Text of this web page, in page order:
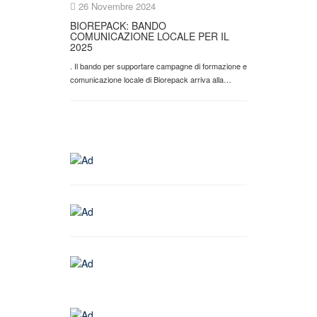
26 Novembre 2024
BIOREPACK: BANDO
COMUNICAZIONE LOCALE PER IL
2025
. Il bando per supportare campagne di formazione e
comunicazione locale di Biorepack arriva alla…